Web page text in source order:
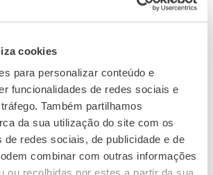
cookies
para personalizar conteúdo e
funcionalidades de redes sociais e
Também partilhamos
da sua utilização do site com os
de redes sociais, de publicidade e de
combinar com outras informações
estas questões, é tempo de pedir
do crédito habitação
Não apresse nem subestime a
deste processo: no fim de
mais opções tiver para
melhor.
IRS Jovem e habitação:
as novas medidas aprovadas